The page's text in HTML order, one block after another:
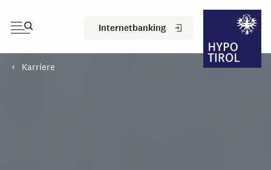
Internetbanking
Karriere